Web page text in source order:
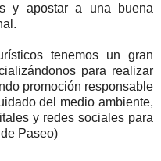
y apostar a una buena
tenemos un gran
para realizar
promoción responsable
del medio ambiente,
y redes sociales para
Paseo)